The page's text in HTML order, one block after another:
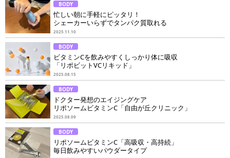
健康
スキンケア 食事
調査結果
トレーニング
好印象な男
頭皮ケア
ダイエット
理容室
BODY
忙しい朝に手軽にピッタリ！
シェーカーいらずでタンパク質取れる
2025.11.10
BODY
ビタミンCを飲みやすくしっかり体に吸収
「リポビットVCリキッド」
2025.08.15
BODY
ドクター発想のエイジングケア
リポソームビタミンC「自由が丘クリニック」
2025.08.09
BODY
リポソームビタミンC「高吸収・高持続」
毎日飲みやすいパウダータイプ